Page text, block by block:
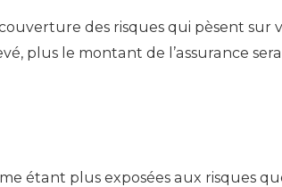
des risques qui pèsent sur
plus le montant de l’assurance
étant plus exposées aux risques